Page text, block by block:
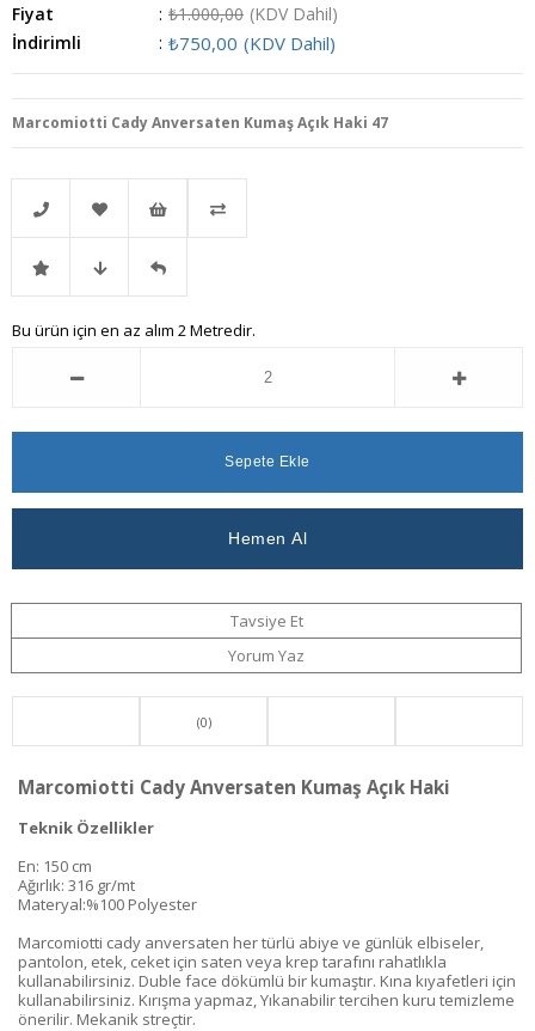
Fiyat
: ₺1.000,00 (KDV Dahil)
İndirimli
: ₺750,00 (KDV Dahil)
Marcomiotti Cady Anversaten Kumaş Açık Haki 47
Telefonla
Sipariş
Favorilere
Ekle
İstek
Listeme
İndirimli Fiyat
Ver
Gelince
Bu ürün için en az alım 2 Metredir.
Tavsiye Et
Yorum Yaz
(0)
Marcomiotti Cady Anversaten Kumaş Açık Haki
Teknik Özellikler
En: 150 cm
Ağırlık: 316 gr/mt
Materyal:%100 Polyester
Marcomiotti cady anversaten her türlü abiye ve günlük elbiseler,
pantolon, etek, ceket için saten veya krep tarafını rahatlıkla
kullanabilirsiniz. Duble face dökümlü bir kumaştır. Kına kıyafetleri için
kullanabilirsiniz. Kırışma yapmaz, Yıkanabilir tercihen kuru temizleme
önerilir. Mekanik streçtir.